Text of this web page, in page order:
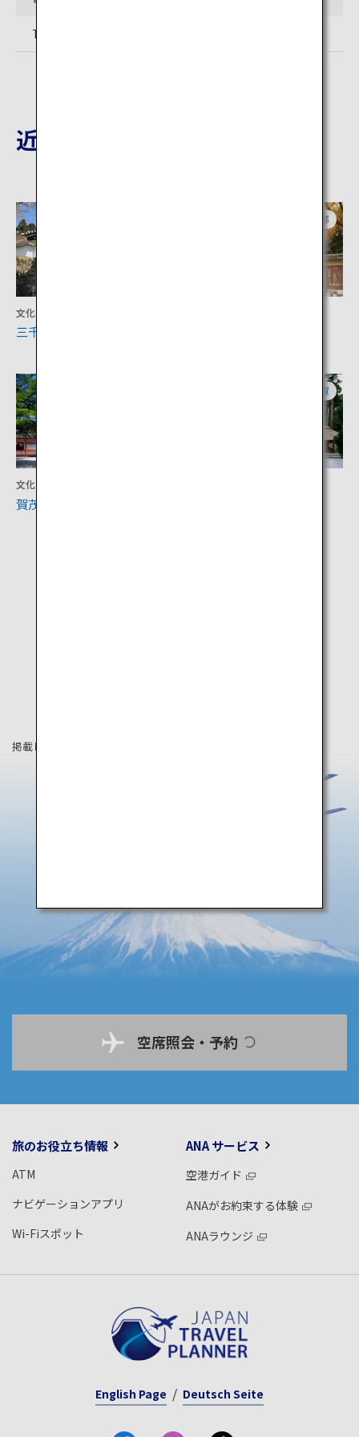
TEL: 075-741-2016
近隣の観光地
文化
三千院
京都
文化
賀茂御祖神社（下鴨神社）
滋賀
掲載している情報は2020年9月時点の情報です。
空席照会・予約
旅のお役立ち情報
ATM
ナビゲーションアプリ
Wi-Fiスポット
ANA サービス
空港ガイド
ANAがお約束する体験
ANAラウンジ
English Page Deutsch Seite